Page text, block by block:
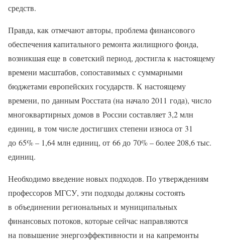
средств.
Правда, как отмечают авторы, проблема финансового
обеспечения капитального ремонта жилищного фонда,
возникшая еще в советский период, достигла к настоящему
времени масштабов, сопоставимых с суммарными
бюджетами европейских государств. К настоящему
времени, по данным Росстата (на начало 2011 года), число
многоквартирных домов в России составляет 3,2 млн
единиц, в том числе достигших степени износа от 31
до 65% – 1,64 млн единиц, от 66 до 70% – более 208,6 тыс.
единиц.
Необходимо введение новых подходов. По утверждениям
профессоров МГСУ, эти подходы должны состоять
в объединении региональных и муниципальных
финансовых потоков, которые сейчас направляются
на повышение энергоэффективности и на капремонты